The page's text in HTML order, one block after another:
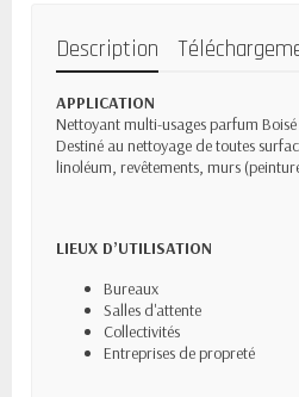
Description
APPLICATION
Nettoyant multi-usages parfum
Destiné au nettoyage de toutes
linoléum, revêtements, murs
LIEUX D’UTILISATION
Bureaux
Salles d'attente
Collectivités
Entreprises de propreté